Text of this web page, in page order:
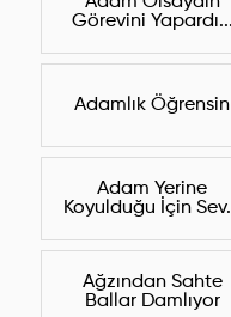
Görevini Yapardı...
Adamlık Öğrensin
Adam Yerine
Koyulduğu İçin
Ağzından Sahte
Ballar Damlıyor